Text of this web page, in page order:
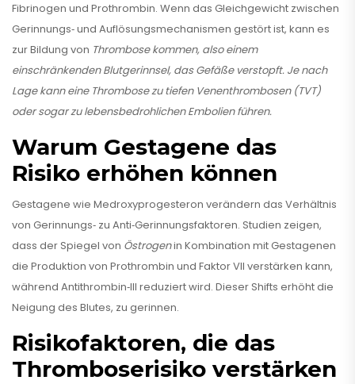
Fibrinogen und Prothrombin. Wenn das Gleichgewicht zwischen
Gerinnungs‑ und Auflösungsmechanismen gestört ist, kann es
zur Bildung von Thrombosekommen, also einem
einschränkenden Blutgerinnsel, das Gefäße verstopft. Je nach
Lage kann eine Thrombose zu tiefen Venenthrombosen (TVT)
oder sogar zu lebensbedrohlichen Embolien führen.
Warum Gestagene das
Risiko erhöhen können
Gestagene wie Medroxyprogesteron verändern das Verhältnis
von Gerinnungs‑ zu Anti‑Gerinnungsfaktoren. Studien zeigen,
dass der Spiegel von Östrogenin Kombination mit Gestagenen
die Produktion von Prothrombin und Faktor VII verstärken kann,
während Antithrombin‑III reduziert wird. Dieser Shifts erhöht die
Neigung des Blutes, zu gerinnen.
Risikofaktoren, die das
Thromboserisiko verstärken